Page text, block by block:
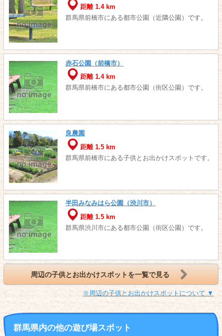
距離 1.4 km
群馬県前橋市にある都市公園（近隣公園）です。
赤石公園（前橋市）
距離 1.4 km
群馬県前橋市にある都市公園（街区公園）です。
良農園
距離 1.5 km
群馬県前橋市にある子供とお出かけスポットです。
半田みなみはら公園（渋川市）
距離 1.5 km
群馬県渋川市にある都市公園（街区公園）です。
周辺の子供とお出かけスポットを一覧で見る
※周辺の子供とお出かけスポットについて ▼
群馬県内の他の遊び場スポット